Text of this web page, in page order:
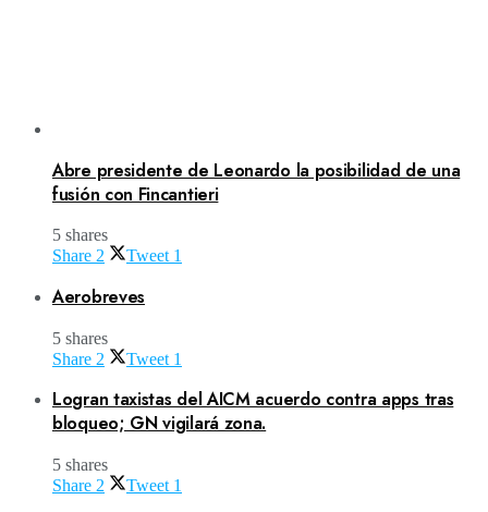
Abre presidente de Leonardo la posibilidad de una
fusión con Fincantieri
5 shares
Share 2 Tweet 1
Aerobreves
5 shares
Share 2 Tweet 1
Logran taxistas del AICM acuerdo contra apps tras
bloqueo; GN vigilará zona.
5 shares
Share 2 Tweet 1